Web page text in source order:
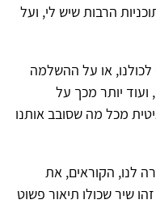
הרבות שיש לי, ועל
לכולנו, או על ההשלמה
ועוד יותר מכך על
מכל מה שסובב אותנו
לנו, הקוראים, את
שיר שכולו תיאור פשוט